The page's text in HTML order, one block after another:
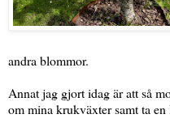
andra blommor.
Annat jag gjort idag är att så
om mina krukväxter samt ta